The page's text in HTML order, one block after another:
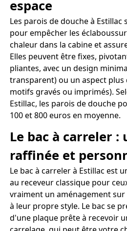
espace
Les parois de douche à Estillac
pour empêcher les
chaleur dans la cabine et
Elles peuvent être fixes,
pliantes, avec un design
transparent) ou un aspect plus
motifs gravés ou imprimés).
Estillac, les parois de douche
100 et 800 euros en moyenne.
Le bac à carreler
raffinée et
Le bac à carreler à Estillac est
au receveur classique pour
vraiment un aménagement
à leur propre style. Le bac se
d'une plaque prête à recevoir